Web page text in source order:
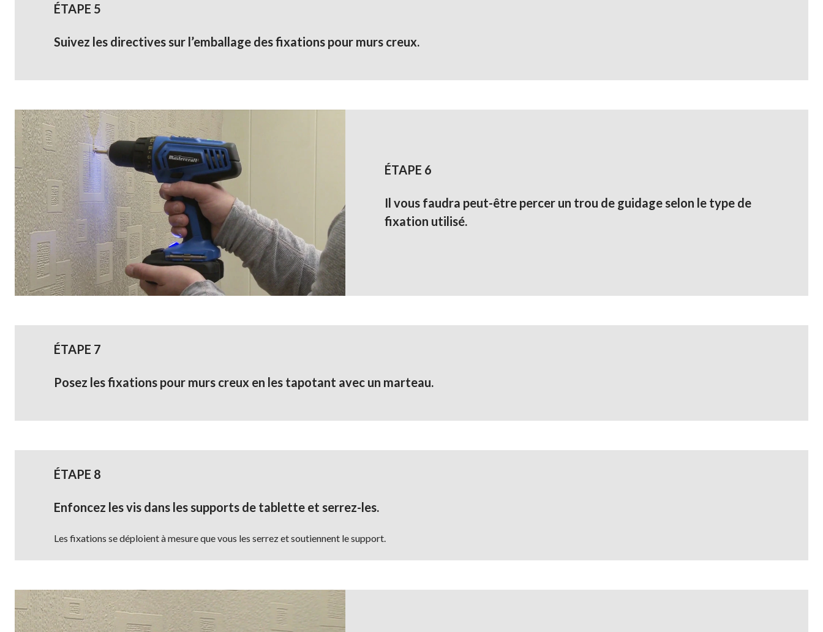
ÉTAPE 5
Suivez les directives sur l’emballage des fixations pour murs creux.
ÉTAPE 6
Il vous faudra peut-être percer un trou de guidage selon le type de
fixation utilisé.
ÉTAPE 7
Posez les fixations pour murs creux en les tapotant avec un marteau.
ÉTAPE 8
Enfoncez les vis dans les supports de tablette et serrez-les.
Les fixations se déploient à mesure que vous les serrez et soutiennent le support.